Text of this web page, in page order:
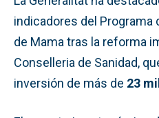
indicadores del Programa
de Mama tras la reforma
Conselleria de Sanidad,
inversión de más de 23